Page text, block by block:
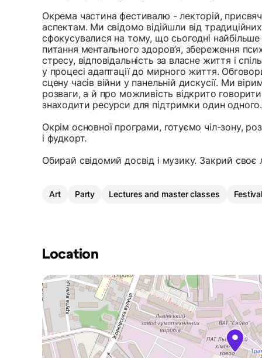
Окрема частина фестивалю - лекторій,
аспектам. Ми свідомо відійшли від
сфокусувалися на тому, що сьогодні
питання ментального здоров’я, збереження
стресу, відповідальність за власне життя і
у процесі адаптації до мирного життя.
сцену часів війни у панельній дискусії. Ми
розваги, а й про можливість відкрито
знаходити ресурси для підтримки один одного.
Окрім основної програми, готуємо чіл-зону,
і фудкорт.
Обирай свідомий досвід і музику. Закрий своє
Art Party Lectures and master classes
Location